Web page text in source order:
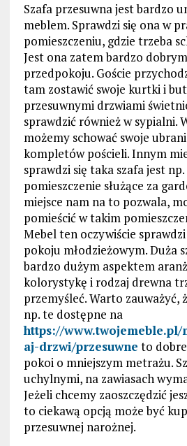
Szafa przesuwna jest bardzo
meblem. Sprawdzi się ona w
pomieszczeniu, gdzie trzeba
Jest ona zatem bardzo
przedpokoju. Goście
tam zostawić swoje kurtki i
przesuwnymi drzwiami
sprawdzić również w sypialni.
możemy schować swoje
kompletów pościeli. Innym
sprawdzi się taka szafa jest
pomieszczenie służące za
miejsce nam na to pozwala,
pomieścić w takim
Mebel ten oczywiście
pokoju młodzieżowym. Duża
bardzo dużym aspektem
kolorystykę i rodzaj drewna
przemyśleć. Warto zauważyć,
np. te dostępne na
https://
aj-drzwi/przesuwne to
pokoi o mniejszym metrażu.
uchylnymi, na zawiasach
Jeżeli chcemy zaoszczędzić
to ciekawą opcją może być
przesuwnej narożnej.